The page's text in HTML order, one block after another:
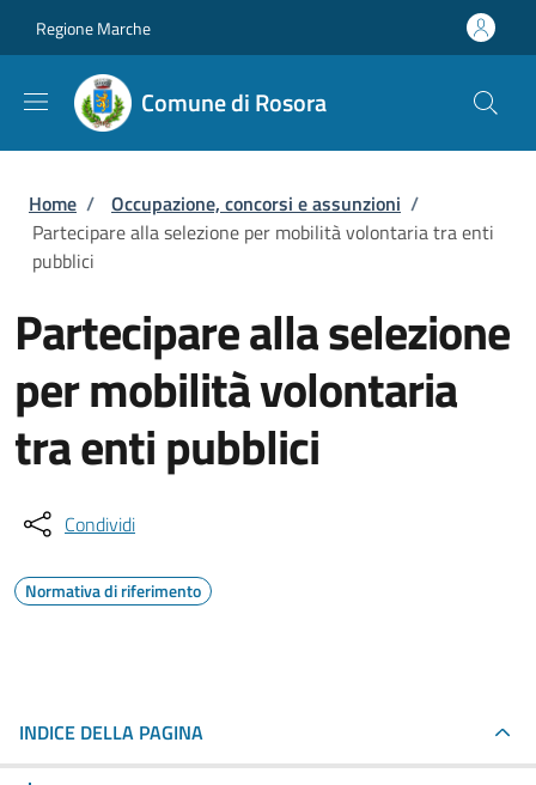
Regione Marche
Comune di Rosora
Briciole di pane
Home / Occupazione, concorsi e assunzioni /
Partecipare alla selezione per mobilità volontaria tra enti
pubblici
Partecipare alla selezione
per mobilità volontaria
tra enti pubblici
Condividi
Normativa di riferimento
INDICE DELLA PAGINA